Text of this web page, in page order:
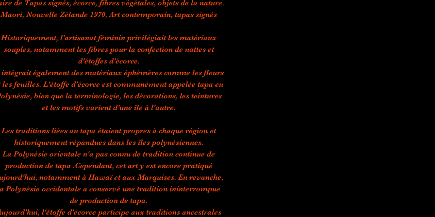
de Tapas signés, écorce, fibres végétales, objets de la nature.
Maori, Nouvelle Zélande 1970, Art contemporain, tapas signés
Historiquement, l'artisanat féminin privilégiait les matériaux
souples, notamment les fibres pour la confection de nattes et
d'étoffes d'écorce.
également des matériaux éphémères comme les fleurs
les feuilles. L'étoffe d'écorce est communément appelée tapa en
bien que la terminologie, les décorations, les teintures
et les motifs varient d'une île à l'autre.
Les traditions liées au tapa étaient propres à chaque région et
historiquement répandues dans les îles polynésiennes.
La Polynésie orientale n'a pas connu de tradition continue de
production de tapa .Cependant, cet art y est encore pratiqué
notamment à Hawaï et aux Marquises. En revanche,
Polynésie occidentale a conservé une tradition ininterrompue
de production de tapa.
l'étoffe d'écorce participe aux traditions ancestrales